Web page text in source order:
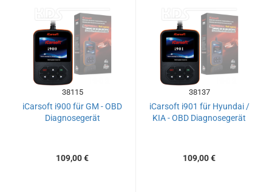
38115
iCarsoft i900 für GM - OBD
Diagnosegerät
109,00 €
38137
iCarsoft i901 für Hyundai /
KIA - OBD Diagnosegerät
109,00 €